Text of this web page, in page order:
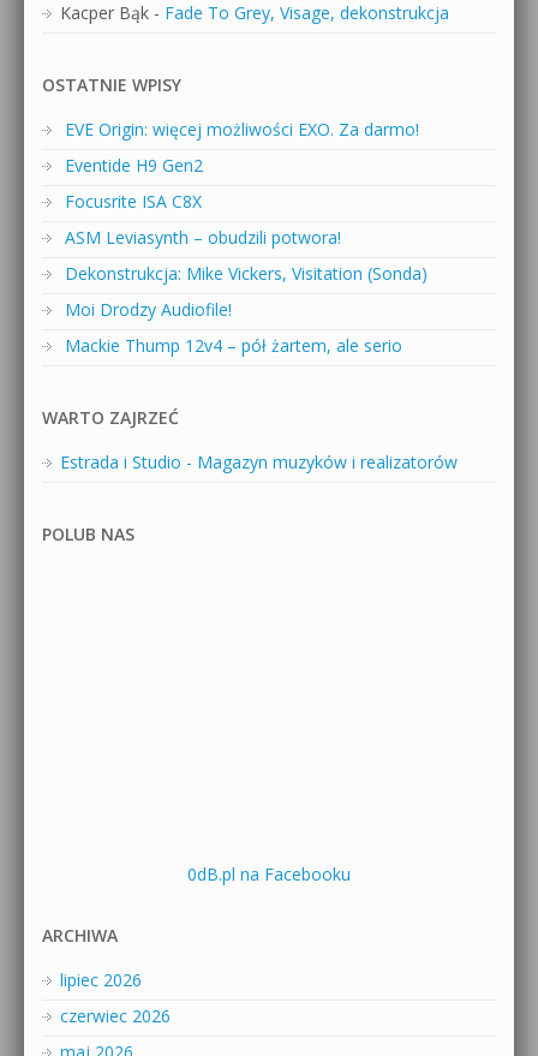
Kacper Bąk - Fade To Grey, Visage, dekonstrukcja
OSTATNIE WPISY
EVE Origin: więcej możliwości EXO. Za darmo!
Eventide H9 Gen2
Focusrite ISA C8X
ASM Leviasynth – obudzili potwora!
Dekonstrukcja: Mike Vickers, Visitation (Sonda)
Moi Drodzy Audiofile!
Mackie Thump 12v4 – pół żartem, ale serio
WARTO ZAJRZEĆ
Estrada i Studio - Magazyn muzyków i realizatorów
POLUB NAS
0dB.pl na Facebooku
ARCHIWA
lipiec 2026
czerwiec 2026
maj 2026